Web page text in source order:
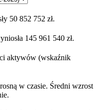
50 852 752 zł.
145 961 540 zł.
aktywów (wskaźnik
rosną w czasie. Średni wzrost